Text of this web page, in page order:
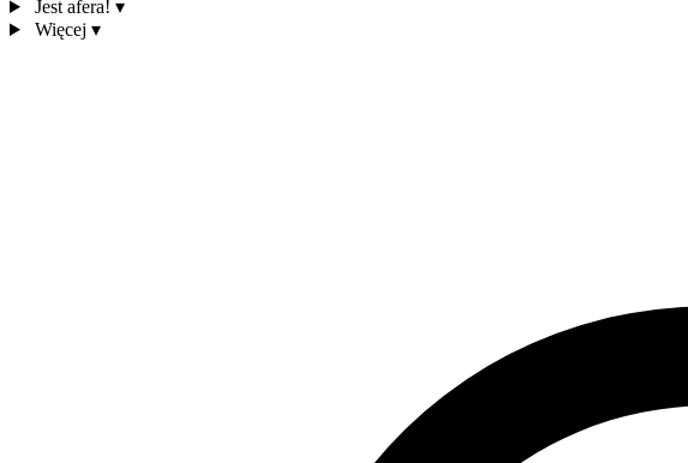
Jest afera! ▾
Więcej ▾